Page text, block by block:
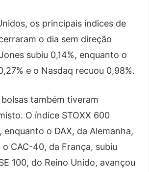
os principais índices de
o dia sem direção
subiu 0,14%, enquanto o
e o Nasdaq recuou 0,98%.
também tiveram
O índice STOXX 600
enquanto o DAX, da Alemanha,
o CAC-40, da França, subiu
100, do Reino Unido, avançou